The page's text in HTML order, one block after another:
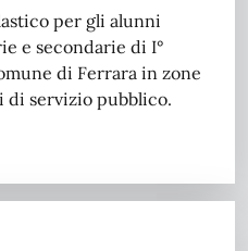
per gli alunni
e secondarie di I°
di Ferrara in zone
di servizio pubblico.